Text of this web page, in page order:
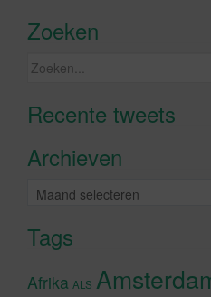
Zoeken
Zoeken
Recente tweets
Klik om
Archieven
Archieven
Tags
Afrika ALS